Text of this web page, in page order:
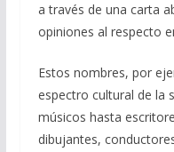
a través de una carta
opiniones al respecto
Estos nombres, por
espectro cultural de la
músicos hasta
dibujantes,